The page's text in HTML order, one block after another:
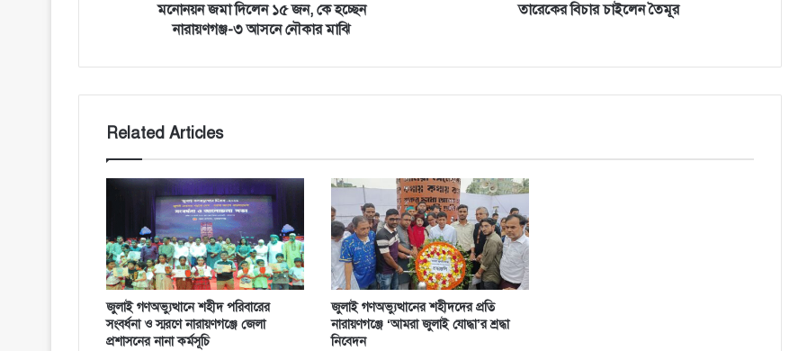
মনোনয়ন জমা দিলেন ১৫ জন, কে হচ্ছেন
নারায়ণগঞ্জ-৩ আসনে নৌকার মাঝি
তারেকের বিচার চাইলেন তৈমূর
Related Articles
জুলাই গণঅভ্যুত্থানে শহীদ পরিবারের
সংবর্ধনা ও স্মরণে নারায়ণগঞ্জে জেলা
প্রশাসনের নানা কর্মসূচি
জুলাই গণঅভ্যুত্থানের শহীদদের প্রতি
নারায়ণগঞ্জে ‘আমরা জুলাই যোদ্ধা’র শ্রদ্ধা
নিবেদন